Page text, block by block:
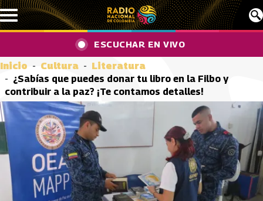
Pasar al contenido principal
ESCUCHAR EN VIVO
Inicio Cultura
Literatura
¿Sabías que puedes donar tu libro en la Filbo y
contribuir a la paz? ¡Te contamos detalles!